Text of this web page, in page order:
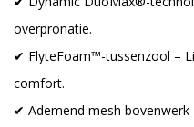
overpronatie.
✔ FlyteFoam™-tussenzool –
comfort.
✔ Ademend mesh